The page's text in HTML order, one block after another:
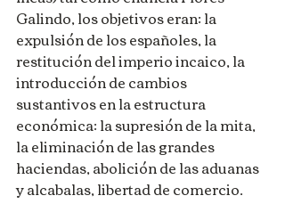
Galindo, los objetivos eran: la
expulsión de los españoles, la
restitución del imperio incaico, la
introducción de cambios
sustantivos en la estructura
económica: la supresión de la mita,
la eliminación de las grandes
haciendas, abolición de las aduanas
y alcabalas, libertad de comercio.